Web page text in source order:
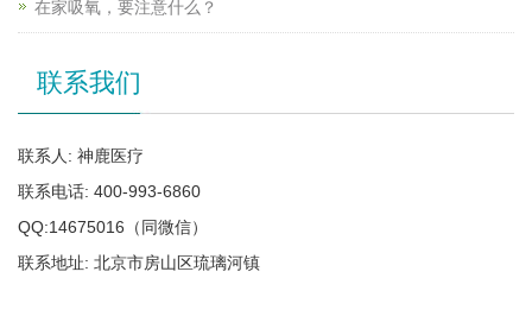
在家吸氧，要注意什么？
联系我们
联系人: 神鹿医疗
联系电话: 400-993-6860
QQ:14675016（同微信）
联系地址: 北京市房山区琉璃河镇